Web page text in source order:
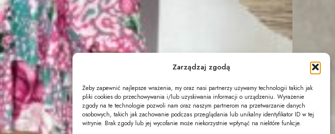
Zarządzaj zgodą
Żeby zapewnić najlepsze wrażenia, my oraz nasi partnerzy używamy technologii takich jak
pliki cookies do przechowywania i/lub uzyskiwania informacji o urządzeniu. Wyrażenie
zgody na te technologie pozwoli nam oraz naszym partnerom na przetwarzanie danych
osobowych, takich jak zachowanie podczas przeglądania lub unikalny identyfikator ID w tej
witrynie. Brak zgody lub jej wycofanie może niekorzystnie wpłynąć na niektóre funkcje.